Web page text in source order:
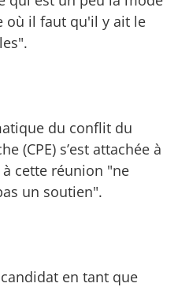
où il faut qu'il y ait le
du conflit du
(CPE) s’est attachée à
cette réunion "ne
un soutien".
en tant que